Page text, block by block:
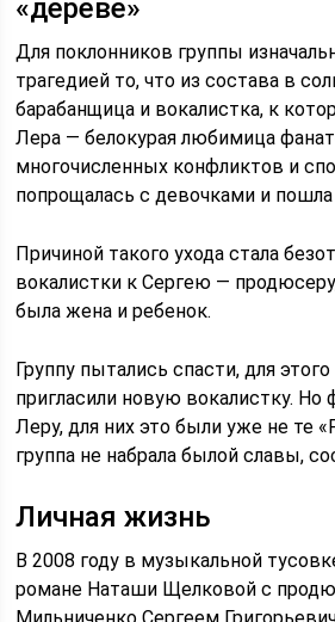
«дереве»
Для поклонников группы
трагедией то, что из состава в
барабанщица и вокалистка, к
Лера — белокурая любимица
многочисленных конфликтов и
попрощалась с девочками и
Причиной такого ухода стала
вокалистки к Сергею —
была жена и ребенок.
Группу пытались спасти, для
пригласили новую вокалистку. Но
Леру, для них это были уже не те
группа не набрала былой славы,
Личная жизнь
В 2008 году в музыкальной
романе Наташи Щелковой с